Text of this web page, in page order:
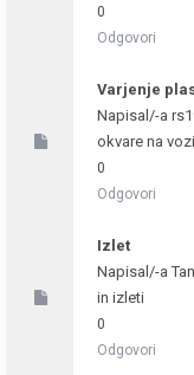
0
Odgovori
Varjenje
Napisal/-a
okvare na
0
Odgovori
Izlet
Napisal/-a
in izleti
0
Odgovori